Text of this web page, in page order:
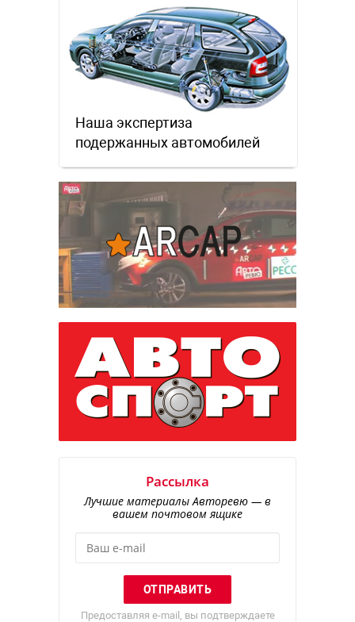
Наша экспертиза
подержанных автомобилей
Рассылка
Лучшие материалы Авторевю — в
вашем почтовом ящике
Предоставляя e-mail, вы подтверждаете